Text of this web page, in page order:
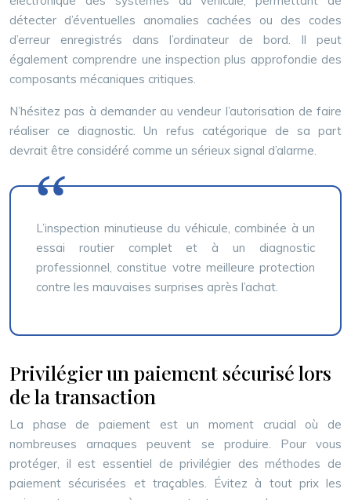
détecter d’éventuelles anomalies cachées ou des codes
d’erreur enregistrés dans l’ordinateur de bord. Il peut
également comprendre une inspection plus approfondie des
composants mécaniques critiques.
N’hésitez pas à demander au vendeur l’autorisation de faire
réaliser ce diagnostic. Un refus catégorique de sa part
devrait être considéré comme un sérieux signal d’alarme.
L’inspection minutieuse du véhicule, combinée à un
essai routier complet et à un diagnostic
professionnel, constitue votre meilleure protection
contre les mauvaises surprises après l’achat.
Privilégier un paiement sécurisé lors
de la transaction
La phase de paiement est un moment crucial où de
nombreuses arnaques peuvent se produire. Pour vous
protéger, il est essentiel de privilégier des méthodes de
paiement sécurisées et traçables. Évitez à tout prix les